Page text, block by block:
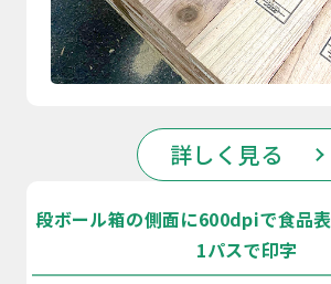
詳しく見る
段ボール箱の側面に600dpiで食品
1パスで印字